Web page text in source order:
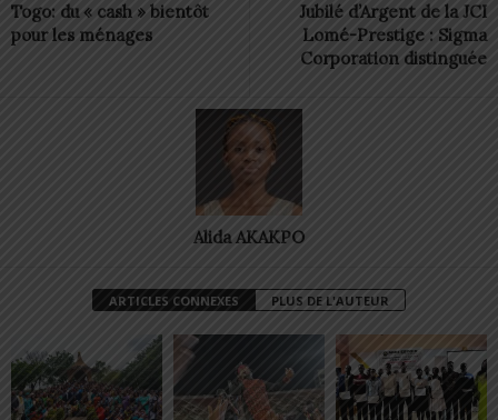
Togo: du « cash » bientôt
pour les ménages
Jubilé d’Argent de la JCI
Lomé-Prestige : Sigma
Corporation distinguée
Alida AKAKPO
ARTICLES CONNEXES PLUS DE L'AUTEUR